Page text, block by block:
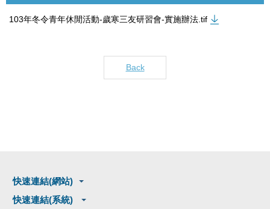
103年冬令青年休閒活動-歲寒三友研習會-實施辦法.tif
Back
快速連結(網站)
快速連結(系統)